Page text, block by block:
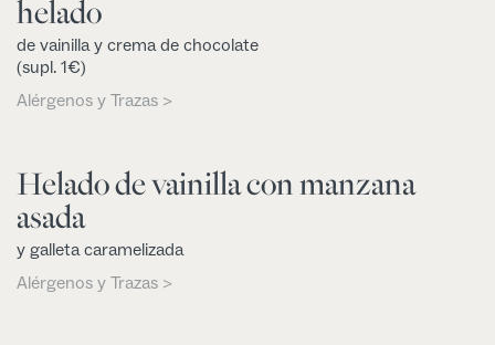
helado
de vainilla y crema de chocolate
(supl. 1€)
Alérgenos y Trazas >
Helado de vainilla con manzana
asada
y galleta caramelizada
Alérgenos y Trazas >